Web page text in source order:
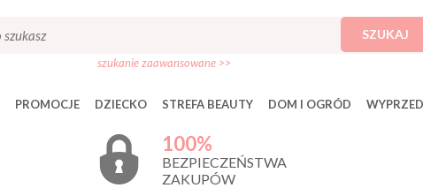
SZUKAJ
szukanie zaawansowane >>
PROMOCJE DZIECKO STREFA BEAUTY DOM I OGRÓD
100%
BEZPIECZEŃSTWA
ZAKUPÓW